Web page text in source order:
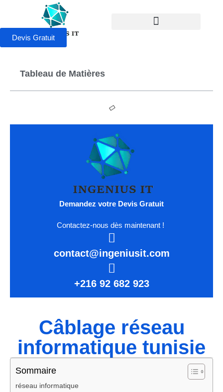
Devis Gratuit
Tableau de Matières
Demandez votre Devis Gratuit
Contactez-nous dès maintenant !
contact@ingeniusit.com
+216 92 682 923
Câblage réseau
informatique tunisie
Sommaire
réseau informatique